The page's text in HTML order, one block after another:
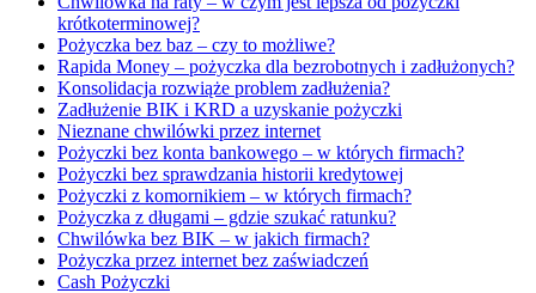
krótkoterminowej?
Pożyczka bez baz – czy to możliwe?
Rapida Money – pożyczka dla bezrobotnych i zadłużonych?
Konsolidacja rozwiąże problem zadłużenia?
Zadłużenie BIK i KRD a uzyskanie pożyczki
Nieznane chwilówki przez internet
Pożyczki bez konta bankowego – w których firmach?
Pożyczki bez sprawdzania historii kredytowej
Pożyczki z komornikiem – w których firmach?
Pożyczka z długami – gdzie szukać ratunku?
Chwilówka bez BIK – w jakich firmach?
Pożyczka przez internet bez zaświadczeń
Cash Pożyczki